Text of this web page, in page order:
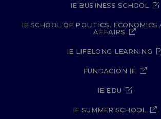
IE BUSINESS SCHOOL
IE SCHOOL OF POLITICS, ECONOMICS
AFFAIRS
IE LIFELONG LEARNING
FUNDACIÓN IE
IE EDU
IE SUMMER SCHOOL